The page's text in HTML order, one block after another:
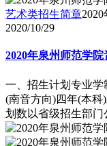
艺术类招生简章
2020/10/29
2020年泉州师范学
一、招生计划专业
(南音方向)四年(本科
划数以省级招生部